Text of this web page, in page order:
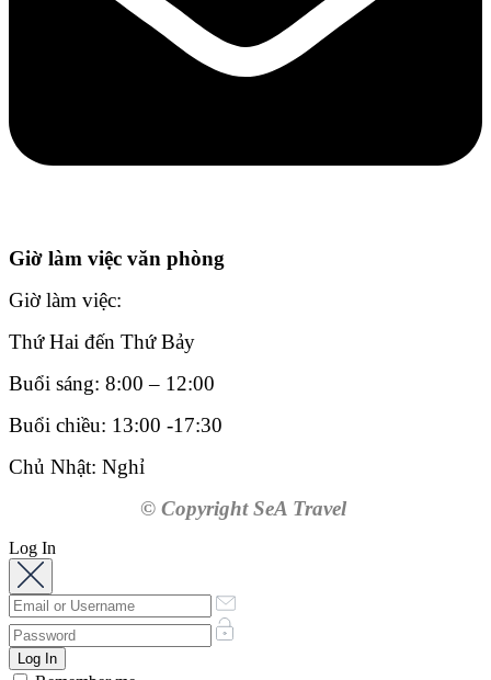
Giờ làm việc văn phòng
Giờ làm việc:
Thứ Hai đến Thứ Bảy
Buổi sáng: 8:00 – 12:00
Buổi chiều: 13:00 -17:30
Chủ Nhật: Nghỉ
© Copyright SeA Travel
Log In